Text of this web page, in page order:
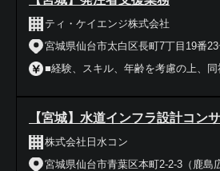
ティ・ケイエンジ株式会社
宮城県仙台市太白区長町7丁目19番
■経験、スキル、年齢を考慮の上、
【宮城】水道インフラ設計コン
株式会社日水コン
宮城県仙台市青葉区本町2-2-3（鹿島